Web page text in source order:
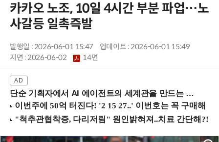
카카오 노조, 10일 4시간 부분 파업…노
사갈등 일촉즉발
발행일 : 2026-06-01 15:47
업데이트 : 2026-06-01 15:49
지면 :2026-06-02 14면
단순 기획자에서 AI 에이전트의 세계관을 만드는 지식 설계자로.. (8/20 강남역)